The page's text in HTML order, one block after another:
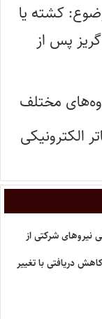
کشته یا
پس از
مختلف
الکترونیکی
نیروهای شرکتی از
دریافتی با تغییر